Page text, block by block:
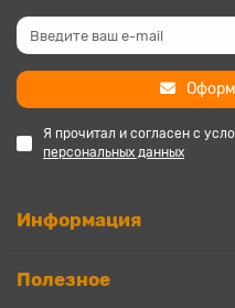
Я прочитал и согласен с
персональных данных
Информация
Полезное